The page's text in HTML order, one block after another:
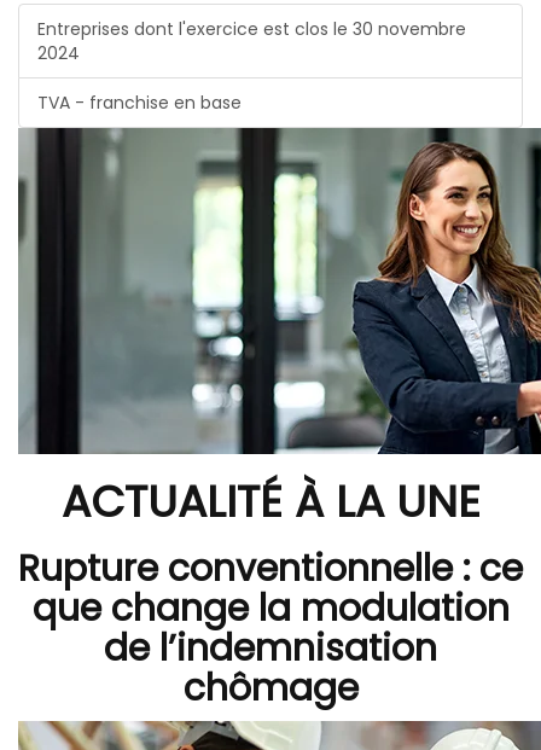
Entreprises dont l'exercice est clos le 30 novembre
2024
TVA - franchise en base
ACTUALITÉ À LA UNE
Rupture conventionnelle : ce
que change la modulation
de l’indemnisation
chômage